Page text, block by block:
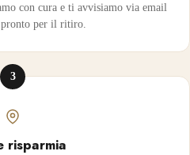
con cura e ti avvisiamo via email
pronto per il ritiro.
3
risparmia